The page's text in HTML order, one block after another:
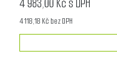
4 983,00 Kč s DPH
4 118,18 Kč bez DPH